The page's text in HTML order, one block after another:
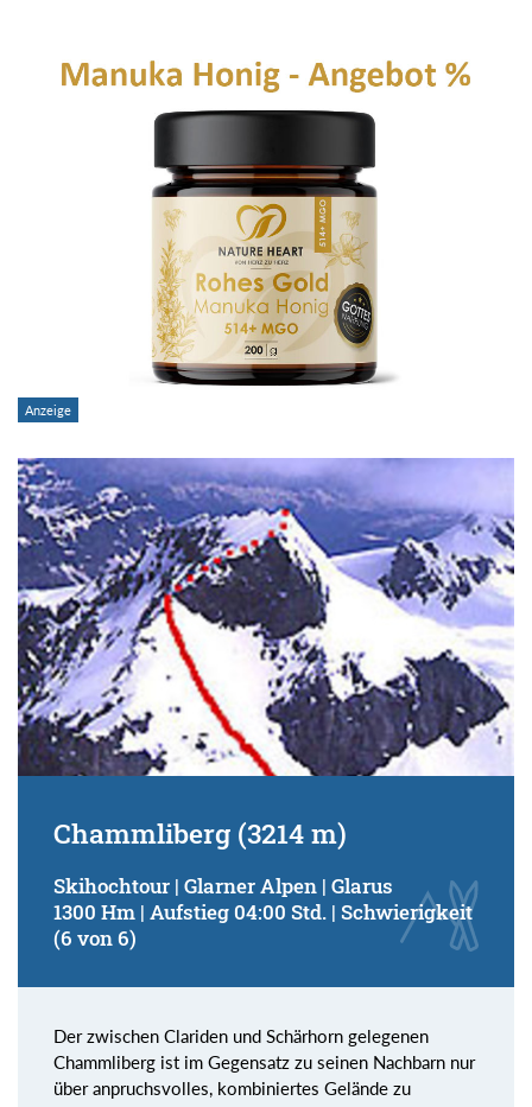
Chammliberg (3214 m)
Skihochtour | Glarner Alpen | Glarus
1300 Hm | Aufstieg 04:00 Std. | Schwierigkeit
(6 von 6)
Der zwischen Clariden und Schärhorn gelegenen
Chammliberg ist im Gegensatz zu seinen Nachbarn nur
über anpruchsvolles, kombiniertes Gelände zu